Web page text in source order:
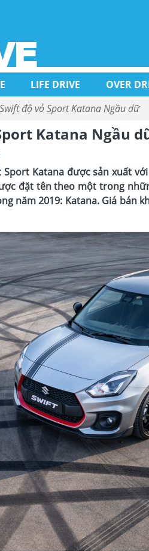
LIFE DRIVE OVER
độ vỏ Sport Katana Ngầu dữ
Katana Ngầu
Sport Katana được sản xuất
đặt tên theo một trong
năm 2019: Katana. Giá bán